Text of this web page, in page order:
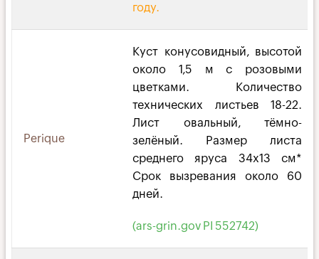
году.
Perique
Куст конусовидный, высотой
около 1,5 м с розовыми
цветками. Количество
технических листьев 18-22.
Лист овальный, тёмно-
зелёный. Размер листа
среднего яруса 34х13 см*
Срок вызревания около 60
дней.
(ars-grin.gov PI 552742)